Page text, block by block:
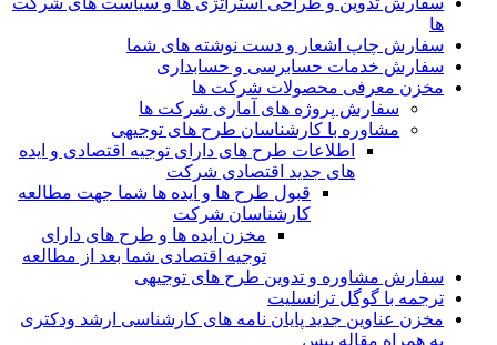
ها
سفارش چاپ اشعار و دست نوشته های شما
سفارش خدمات حسابرسی و حسابداری
مخزن معرفی محصولات شرکت ها
سفارش پروژه های آماری شرکت ها
مشاوره با کارشناسان طرح های توجیهی
اطلاعات طرح های دارای توجیه اقتصادی و ایده
های جدید اقتصادی شرکت
قبول طرح ها و ایده ها شما جهت مطالعه
کارشناسان شرکت
مخزن ایده ها و طرح های دارای
توجیه اقتصادی شما بعد از مطالعه
سفارش مشاوره و تدوین طرح های توجیهی
ترجمه با گوگل ترانسلیت
مخزن عناوین جدید پایان نامه های کارشناسی ارشد ودکتری
به همراه مقاله بیس